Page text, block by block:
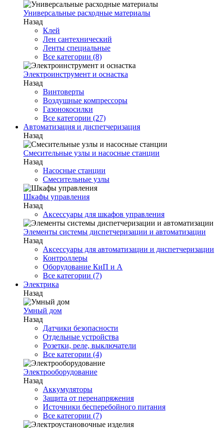
Универсальные расходные материалы
Назад
Клей
Лен сантехнический
Ленты специальные
Все категории (8)
Электроинструмент и оснастка
Назад
Винтоверты
Воздушные компрессоры
Газонокосилки
Все категории (27)
Автоматизация и диспетчеризация
Назад
Смесительные узлы и насосные станции
Назад
Насосные станции
Смесительные узлы
Шкафы управления
Назад
Аксессуары для шкафов управления
Элементы системы диспетчеризации и автоматизации
Назад
Аксессуары для автоматизации и диспетчеризации
Контроллеры
Оборудование КиП и А
Все категории (7)
Электрика
Назад
Умный дом
Назад
Датчики безопасности
Отдельные устройства
Розетки, реле, выключатели
Все категории (4)
Электрооборудование
Назад
Аккумуляторы
Защита от перенапряжения
Источники бесперебойного питания
Все категории (7)